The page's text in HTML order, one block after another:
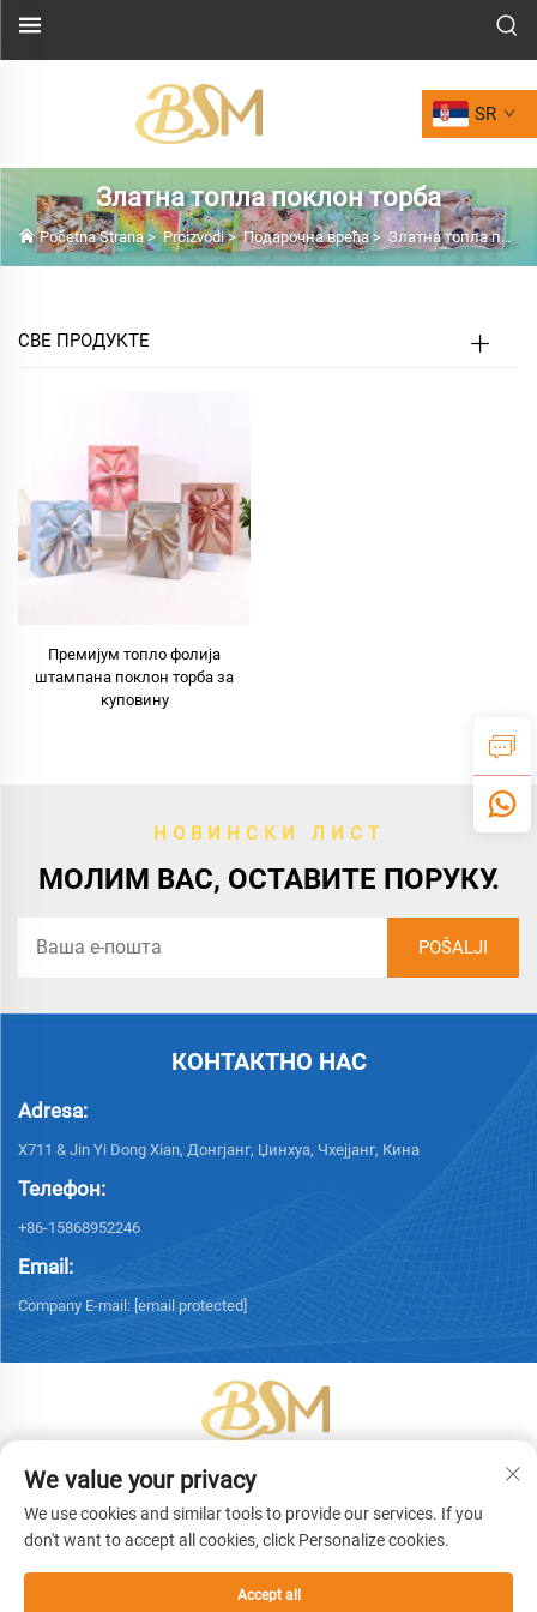
SR
Златна топла поклон торба
Početna Strana>Proizvodi>Подарочна врећа> Златна топла поклон торба
СВЕ ПРОДУКТЕ
Премијум топло фолија
штампана поклон торба за
куповину
НОВИНСКИ ЛИСТ
МОЛИМ ВАС, ОСТАВИТЕ ПОРУКУ.
КОНТАКТНО НАС
Adresa:
X711 & Jin Yi Dong Xian, Донгјанг, Џинхуа, Чхејјанг, Кина
Телефон:
+86-15868952246
Email:
Company E-mail: [email protected]
Ауторско право © 2026 Иву Бингшенг Пакетинг Технологија Цо, Лтд.
Сва права су задржана. - Политике приватности
We value your privacy
We use cookies and similar tools to provide our services. If you
don't want to accept all cookies, click Personalize cookies.
Accept all